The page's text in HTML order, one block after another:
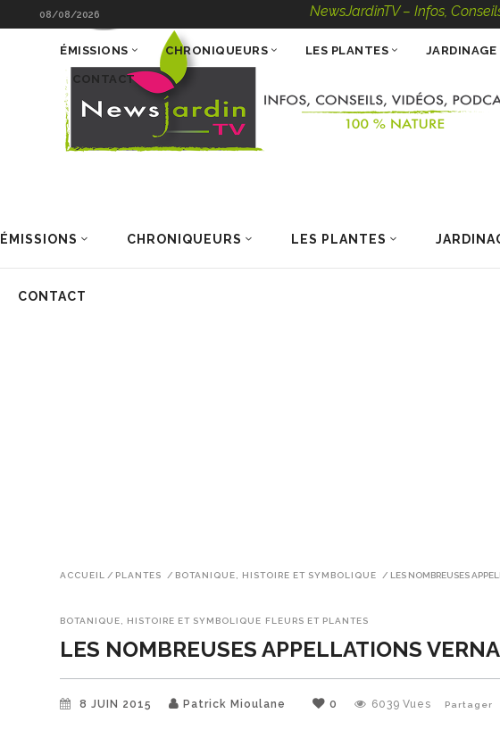
08/08/2026 NewsJardinTV – Infos, Conseils, Vidéos,
ÉMISSIONS CHRONIQUEURS LES PLANTES
CONTACT
ÉMISSIONS CHRONIQUEURS LES PLANTES JARDINAGE
CONTACT
ACCUEIL / PLANTES / BOTANIQUE, HISTOIRE ET SYMBOLIQUE / LES NOMBREUSES
BOTANIQUE, HISTOIRE ET SYMBOLIQUE FLEURS ET PLANTES
LES NOMBREUSES APPELLATIONS
8 JUIN 2015 Patrick Mioulane 0 6039 Vues Partager